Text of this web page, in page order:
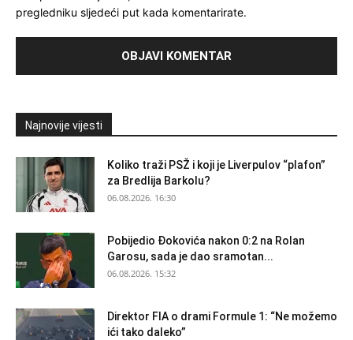
pregledniku sljedeći put kada komentarirate.
Najnovije vijesti
Koliko traži PSŽ i koji je Liverpulov “plafon”
za Bredlija Barkolu?
06.08.2026. 16:30
Pobijedio Đokovića nakon 0:2 na Rolan
Garosu, sada je dao sramotan...
06.08.2026. 15:32
Direktor FIA o drami Formule 1: “Ne možemo
ići tako daleko”